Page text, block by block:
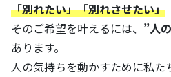
「別れたい」「別れさせたい」
そのご希望を叶えるには、 ”人
あります。
人の気持ちを動かすために私た